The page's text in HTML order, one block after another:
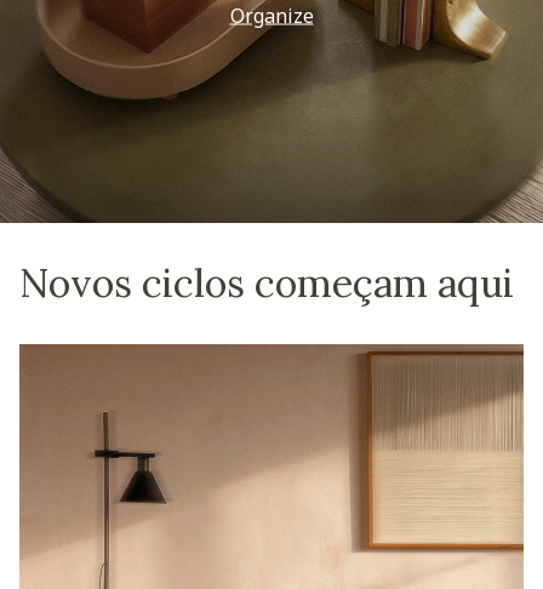
Organize
Novos ciclos começam aqui